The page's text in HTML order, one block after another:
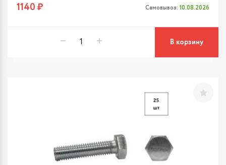
1140 ₽ Самовывоз: 10.08.2026
В корзину